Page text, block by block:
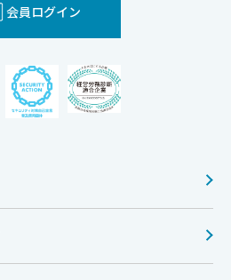
会員ログイン